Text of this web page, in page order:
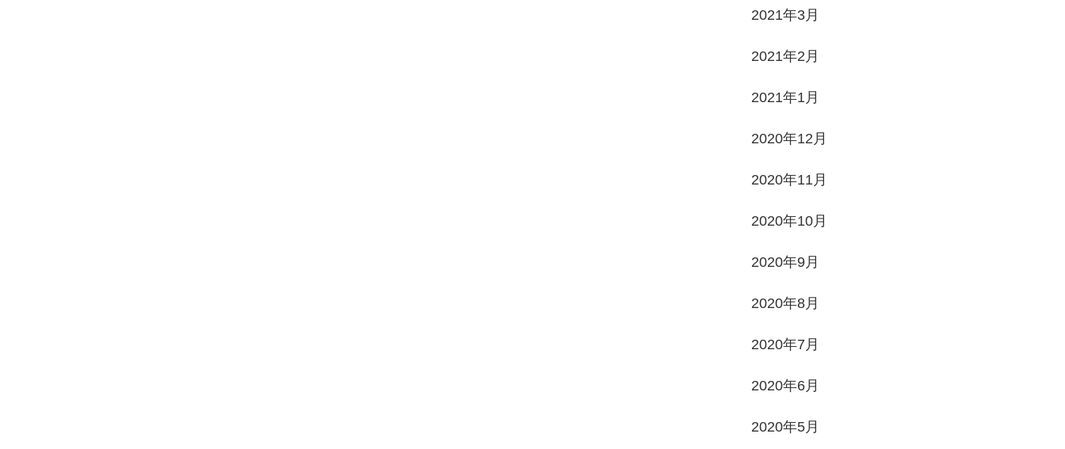
2021年3月
2021年2月
2021年1月
2020年12月
2020年11月
2020年10月
2020年9月
2020年8月
2020年7月
2020年6月
2020年5月